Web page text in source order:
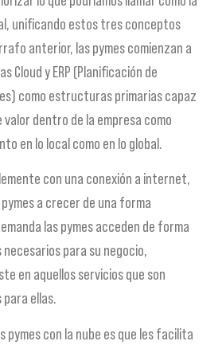
unificando estos tres conceptos
anterior, las pymes comienzan a
Cloud y ERP (Planificación de
como estructuras primarias capaz
valor dentro de la empresa como
en lo local como en lo global.
con una conexión a internet,
a crecer de una forma
las pymes acceden de forma
para su negocio,
en aquellos servicios que son
ellas.
pymes con la nube es que les facilita